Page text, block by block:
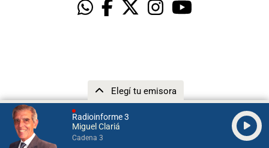
Radioinforme 3
Miguel Clariá
Cadena 3
Elegí tu emisora